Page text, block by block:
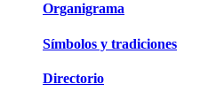
Organigrama
Símbolos y tradiciones
Directorio